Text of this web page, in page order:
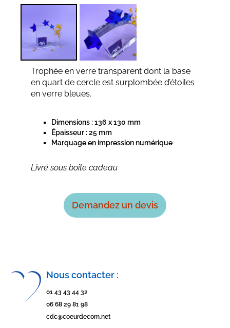
Trophée en verre transparent dont la base
en quart de cercle est surplombée d’étoiles
en verre bleues.
Dimensions : 136 x 130 mm
Épaisseur : 25 mm
Marquage en impression numérique
Livré sous boîte cadeau
Demandez un devis
Nous contacter :
01 43 43 44 32
06 68 29 81 98
cdc@coeurdecom.net